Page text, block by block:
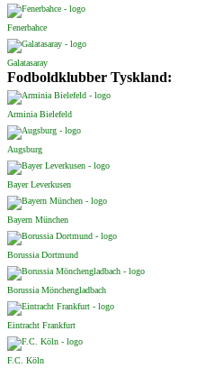
Fenerbahce
Galatasaray
Fodboldklubber Tyskland:
Arminia Bielefeld
Augsburg
Bayer Leverkusen
Bayern München
Borussia Dortmund
Borussia Mönchengladbach
Eintracht Frankfurt
F.C. Köln